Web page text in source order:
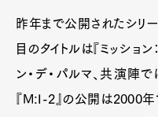
昨年まで公開されたシリ
目のタイトルは『ミッショ
ン・デ・パルマ、共演陣
『M:I-2』の公開は2000年